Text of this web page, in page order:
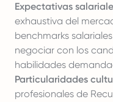
Expectativas
exhaustiva del
benchmarks
negociar con los
habilidades
Particularidades
profesionales de